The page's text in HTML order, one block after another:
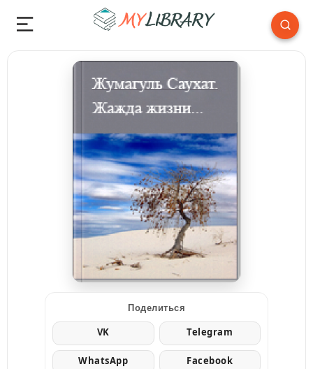
Поделиться
VK Telegram
WhatsApp Facebook